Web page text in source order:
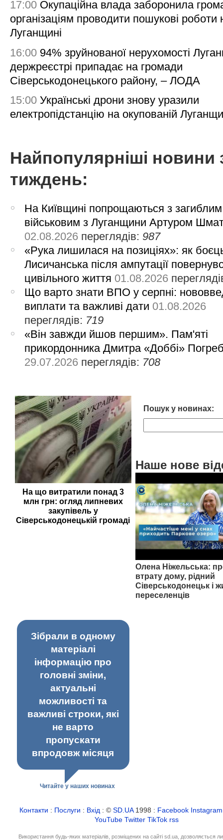
17:00 Окупаційна влада заборонила
організаціям проводити пошукові роботи
Луганщині
16:00 94% зруйнованої нерухомості
держреєстрі припадає на громади
Сіверськодонецького району, – ЛОДА
15:00 Українські дрони знову уразили
електропідстанцію на окупованій
Найпопулярніші новини
тиждень:
На Київщині попрощаються з загиблим
військовим з Луганщини Артуром
02.08.2026 переглядів: 987
«Рука лишилася на позиціях»: як
Лисичанська після ампутації
цивільного життя 01.08.2026
Що варто знати ВПО у серпні:
виплати та важливі дати 01.08.2026
переглядів: 719
«Він завжди йшов першим». Пам'яті
прикордонника Дмитра «Доббі»
29.07.2026 переглядів: 708
На що витратили понад 3
млн грн: огляд липневих
закупівель у
Сіверськодонецькій громаді
Пошук у новинах:
Наше нове
Олена Ніжельська:
втрату дому, рідний
Сіверськодонецьк і
переселенців
Зібрали в одному
матеріалі
інформацію про
головні зміни,
актуальні
можливості та
важливі строки, які
не варто
пропускати
впродовж місяця
Читайте у наших новинах
Контакти : Послуги : Вхід : ©SD.UA1998 : Facebook Instagram
YouTube Twitter TikTok rss
Використання будь-яких матеріалів, розміщених на сайті sd.ua, дозволяється